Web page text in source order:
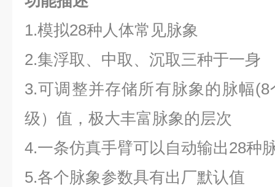
1.模拟28种人体常见脉象
2.集浮取、中取、沉取三种于一身
3.可调整并存储所有脉象的脉幅
级）值，极大丰富脉象的层次
4.一条仿真手臂可以自动输出28种
5.各个脉象参数具有出厂默认值